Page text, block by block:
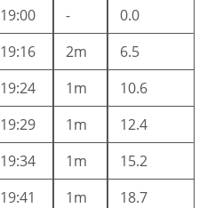
19:00 -
0.0
19:16 2m
6.5
19:24 1m
10.6
19:29 1m
12.4
19:34 1m
15.2
19:41 1m
18.7